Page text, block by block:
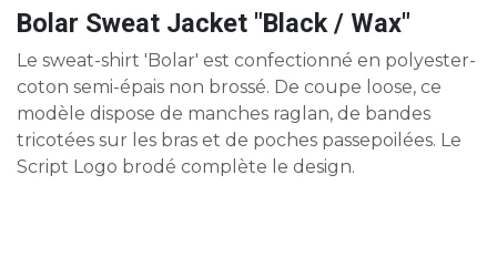
Bolar Sweat Jacket "Black / Wax"
Le sweat-shirt 'Bolar' est confectionné en polyester-
coton semi-épais non brossé. De coupe loose, ce
modèle dispose de manches raglan, de bandes
tricotées sur les bras et de poches passepoilées. Le
Script Logo brodé complète le design.